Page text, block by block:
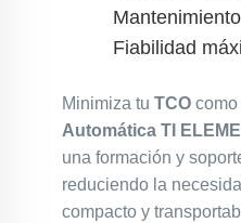
Fiabilidad
Minimiza tu TCOcomo
Automática TI
una formación y
reduciendo la
compacto y